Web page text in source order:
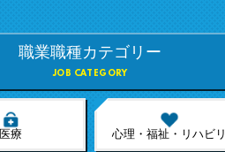
職業職種カテゴリー
JOB CATEGORY
医療 心理・福祉・リハビリ